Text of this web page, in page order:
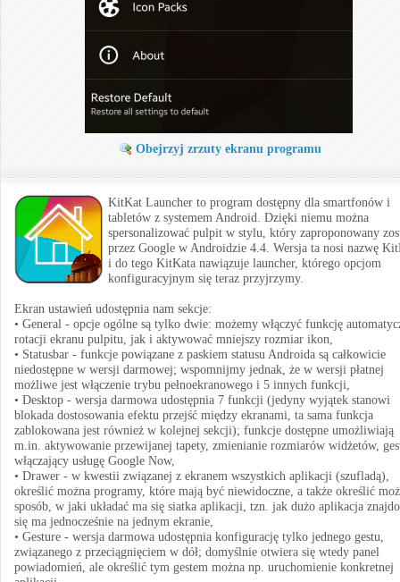
Obejrzyj zrzuty ekranu programu
KitKat Launcher to program dostępny dla smartfonów i
tabletów z systemem Android. Dzięki niemu można
spersonalizować pulpit w stylu, który zaproponowany
przez Google w Androidzie 4.4. Wersja ta nosi nazwę
i do tego KitKata nawiązuje launcher, którego opcjom
konfiguracyjnym się teraz przyjrzymy.
Ekran ustawień udostępnia nam sekcje:
• General - opcje ogólne są tylko dwie: możemy włączyć funkcję
rotacji ekranu pulpitu, jak i aktywować mniejszy rozmiar ikon,
• Statusbar - funkcje powiązane z paskiem statusu Androida są całkowicie
niedostępne w wersji darmowej; wspomnijmy jednak, że w wersji płatnej
możliwe jest włączenie trybu pełnoekranowego i 5 innych funkcji,
• Desktop - wersja darmowa udostępnia 7 funkcji (jedyny wyjątek stanowi
blokada dostosowania efektu przejść między ekranami, ta sama funkcja
zablokowana jest również w kolejnej sekcji); funkcje dostępne umożliwiają
m.in. aktywowanie przewijanej tapety, zmienianie rozmiarów widżetów,
włączający usługę Google Now,
• Drawer - w kwestii związanej z ekranem wszystkich aplikacji (szufladą),
określić można programy, które mają być niewidoczne, a także określić
sposób, w jaki układać ma się siatka aplikacji, tzn. jak dużo aplikacja
się ma jednocześnie na jednym ekranie,
• Gesture - wersja darmowa udostępnia konfigurację tylko jednego gestu,
związanego z przeciągnięciem w dół; domyślnie otwiera się wtedy panel
powiadomień, ale określić tym gestem można np. uruchomienie konkretnej